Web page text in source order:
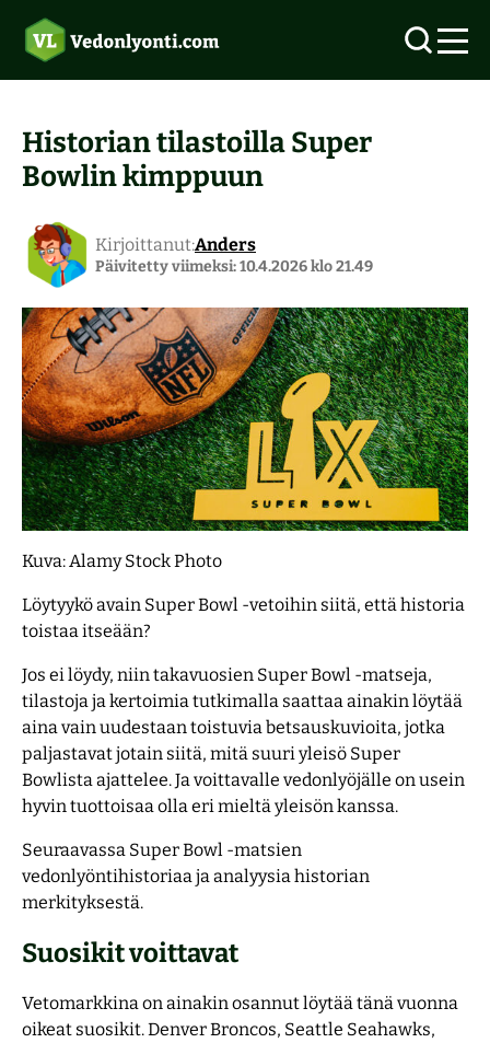
Uudet vedonlyöntisivustot 2026
Vedonlyönti ilman rekisteröitymistä
Top 5 vedonlyöntisivut
Ilmaisvedot
Tarjoukset
Suomalaiset kasinot
Verovapaat kasinot
Pikakasinot
Kasinobonukset
Pitkävetovihjeet
Pelivihjeet
Ravivihjeet
Aloittelijoiden opas
Maksutavat
Työkalut
Rallin vedonlyönti
Yleisurheilun EM-kisat 2026
Konferenssiliiga 2026-27
Historian tilastoilla Super
Bowlin kimppuun
Kirjoittanut:Anders
Päivitetty viimeksi: 10.4.2026 klo 21.49
Kuva: Alamy Stock Photo
Löytyykö avain Super Bowl -vetoihin siitä, että historia
toistaa itseään?
Jos ei löydy, niin takavuosien Super Bowl -matseja,
tilastoja ja kertoimia tutkimalla saattaa ainakin löytää
aina vain uudestaan toistuvia betsauskuvioita, jotka
paljastavat jotain siitä, mitä suuri yleisö Super
Bowlista ajattelee. Ja voittavalle vedonlyöjälle on usein
hyvin tuottoisaa olla eri mieltä yleisön kanssa.
Seuraavassa Super Bowl -matsien
vedonlyöntihistoriaa ja analyysia historian
merkityksestä.
Suosikit voittavat
Vetomarkkina on ainakin osannut löytää tänä vuonna
oikeat suosikit. Denver Broncos, Seattle Seahawks,